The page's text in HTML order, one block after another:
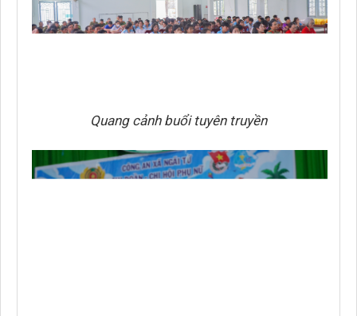
Quang cảnh buổi tuyên truyền